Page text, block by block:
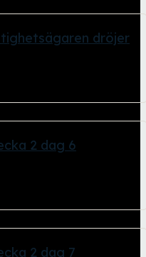
dröjer
2 dag 6
2 dag 7